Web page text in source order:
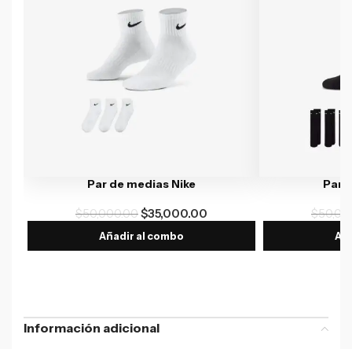
Par de medias Nike
$50,000.00$35,000.00
Añadir al combo
Par
$
Información adicional